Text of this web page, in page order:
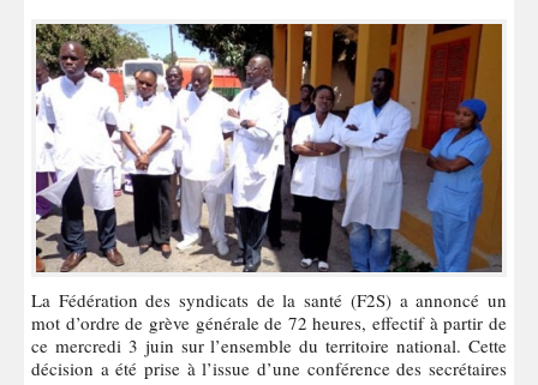
La Fédération des syndicats de la santé (F2S) a annoncé un
mot d’ordre de grève générale de 72 heures, effectif à partir de
ce mercredi 3 juin sur l’ensemble du territoire national. Cette
décision a été prise à l’issue d’une conférence des secrétaires